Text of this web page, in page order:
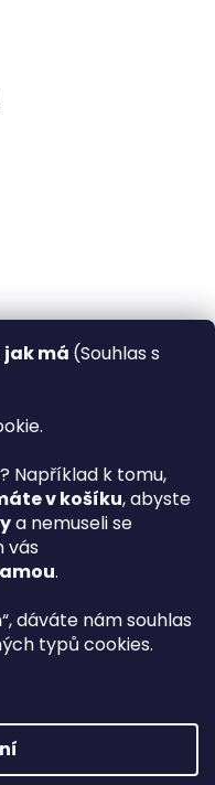
má (Souhlas s
Například k tomu,
v košíku, abyste
a nemuseli se
vás
.
“, dáváte nám souhlas
typů cookies.
Premium